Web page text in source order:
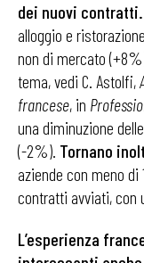
dei nuovi contratti.
alloggio e
non di mercato
tema, vedi C. Astolfi,
francese, in
una diminuzione
(-2%). Tornano
aziende con meno
contratti avviati, con
L’esperienza